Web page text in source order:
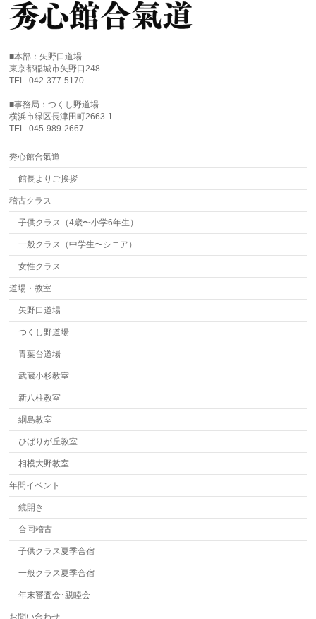
■本部：矢野口道場
東京都稲城市矢野口248
TEL. 042-377-5170
■事務局：つくし野道場
横浜市緑区長津田町2663-1
TEL. 045-989-2667
秀心館合氣道
館長よりご挨拶
稽古クラス
子供クラス（4歳〜小学6年生）
一般クラス（中学生〜シニア）
女性クラス
道場・教室
矢野口道場
つくし野道場
青葉台道場
武蔵小杉教室
新八柱教室
綱島教室
ひばりが丘教室
相模大野教室
年間イベント
鏡開き
合同稽古
子供クラス夏季合宿
一般クラス夏季合宿
年末審査会･親睦会
お問い合わせ